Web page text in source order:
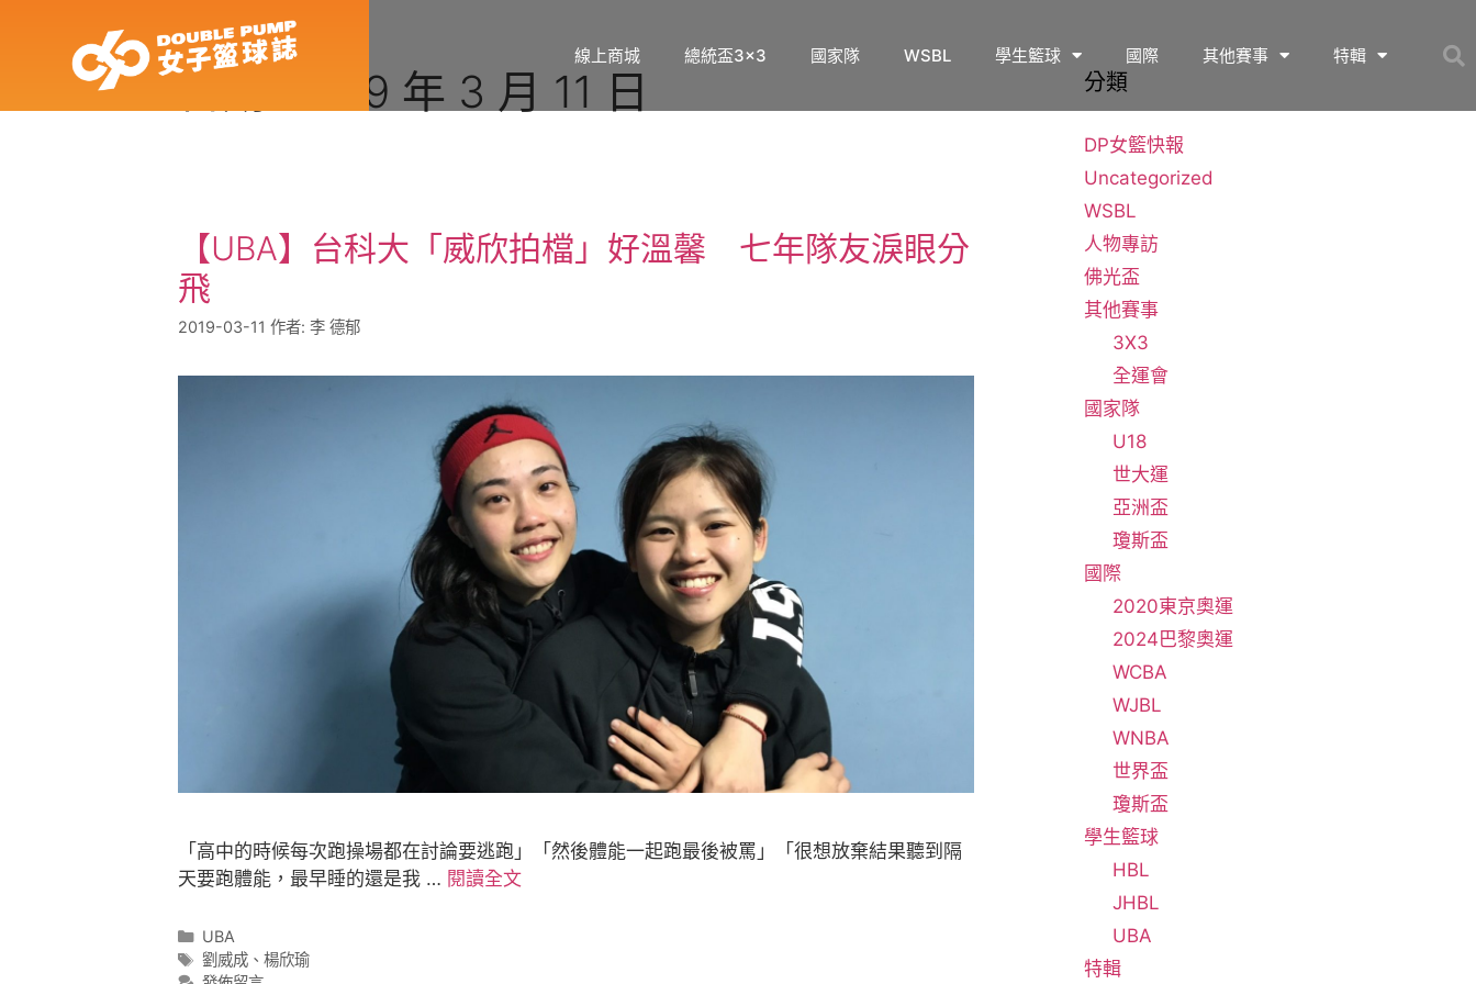
線上商城 總統盃3×3 國家隊 WSBL 學生籃球 國際 其他賽事 特輯
日期: 2019 年 3 月 11 日
【UBA】台科大「威欣拍檔」好溫馨 七年隊友淚眼分
飛
2019-03-11 作者: 李 德郁
「高中的時候每次跑操場都在討論要逃跑」「然後體能一起跑最後被罵」「很想放棄結果聽到隔
天要跑體能，最早睡的還是我 … 閱讀全文
UBA
劉威成、 楊欣瑜
分類
DP女籃快報
Uncategorized
WSBL
人物專訪
佛光盃
其他賽事
3X3
全運會
國家隊
U18
世大運
亞洲盃
瓊斯盃
國際
2020東京奧運
2024巴黎奧運
WCBA
WJBL
WNBA
世界盃
瓊斯盃
學生籃球
HBL
JHBL
UBA
特輯